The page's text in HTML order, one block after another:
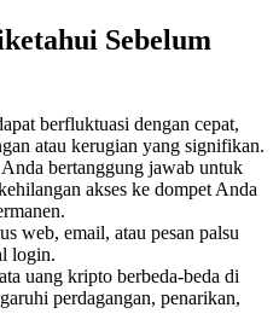
Sebelum
berfluktuasi dengan cepat,
atau kerugian yang signifikan.
Anda bertanggung jawab untuk
akses ke dompet Anda
web, email, atau pesan palsu
login.
uang kripto berbeda-beda di
perdagangan, penarikan,